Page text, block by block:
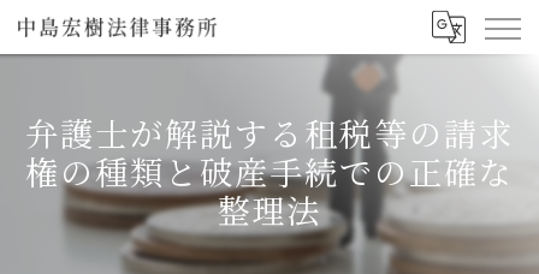
弁護士が解説する租税等の請求
権の種類と破産手続での正確な
整理法